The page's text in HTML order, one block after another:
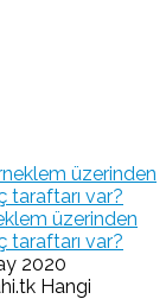
üzerinden
taraftarı var?
2020
Hangi